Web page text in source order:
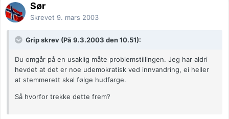
Sør
Skrevet 9. mars 2003
Grip skrev (På 9.3.2003 den 10.51):
Du omgår på en usaklig måte problemstillingen. Jeg har aldri
hevdet at det er noe udemokratisk ved innvandring, ei heller
at stemmerett skal følge hudfarge.
Så hvorfor trekke dette frem?